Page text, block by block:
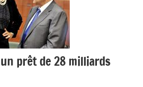
prêt de 28 milliards